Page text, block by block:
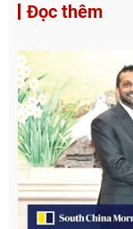
Đọc thêm